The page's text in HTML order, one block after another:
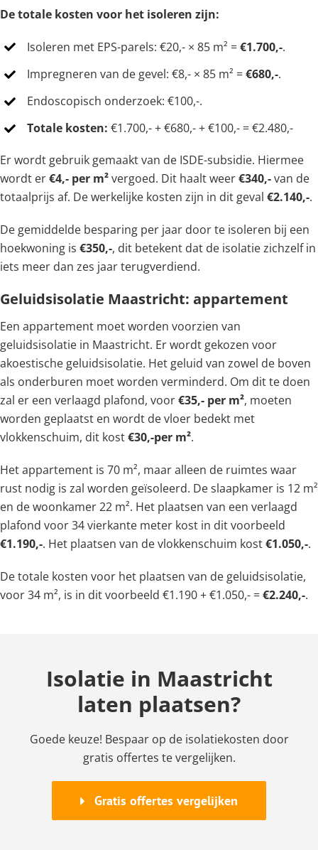
De totale kosten voor het isoleren zijn:
Isoleren met EPS-parels: €20,- × 85 m² =€1.700,-.
Impregneren van de gevel: €8,- × 85 m² =€680,-.
Endoscopisch onderzoek: €100,-.
Totale kosten: €1.700,- + €680,- + €100,- = €2.480,-
Er wordt gebruik gemaakt van de ISDE-subsidie. Hiermee
wordt er€4,- per m²vergoed. Dit haalt weer€340,-van de
totaalprijs af. De werkelijke kosten zijn in dit geval €2.140,-.
De gemiddelde besparing per jaar door te isoleren bij een
hoekwoning is €350,-, dit betekent dat de isolatie zichzelf in
iets meer dan zes jaar terugverdiend.
Geluidsisolatie Maastricht: appartement
Een appartement moet worden voorzien van
geluidsisolatie in Maastricht. Er wordt gekozen voor
akoestische geluidsisolatie. Het geluid van zowel de boven
als onderburen moet worden verminderd. Om dit te doen
zal er een verlaagd plafond, voor€35,- per m², moeten
worden geplaatst en wordt de vloer bedekt met
vlokkenschuim, dit kost€30,-per m².
Het appartement is 70 m², maar alleen de ruimtes waar
rust nodig is zal worden geïsoleerd. De slaapkamer is 12 m²
en de woonkamer 22 m². Het plaatsen van een verlaagd
plafond voor 34 vierkante meter kost in dit voorbeeld
€1.190,-. Het plaatsen van de vlokkenschuim kost€1.050,-.
De totale kosten voor het plaatsen van de geluidsisolatie,
voor 34 m², is in dit voorbeeld €1.190 + €1.050,- =€2.240,-.
Isolatie in Maastricht
laten plaatsen?
Goede keuze! Bespaar op de isolatiekosten door
gratis offertes te vergelijken.
Gratis offertes vergelijken